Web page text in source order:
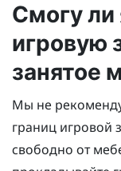
Смогу ли
игровую
занятое
Мы не
границ игровой
свободно от